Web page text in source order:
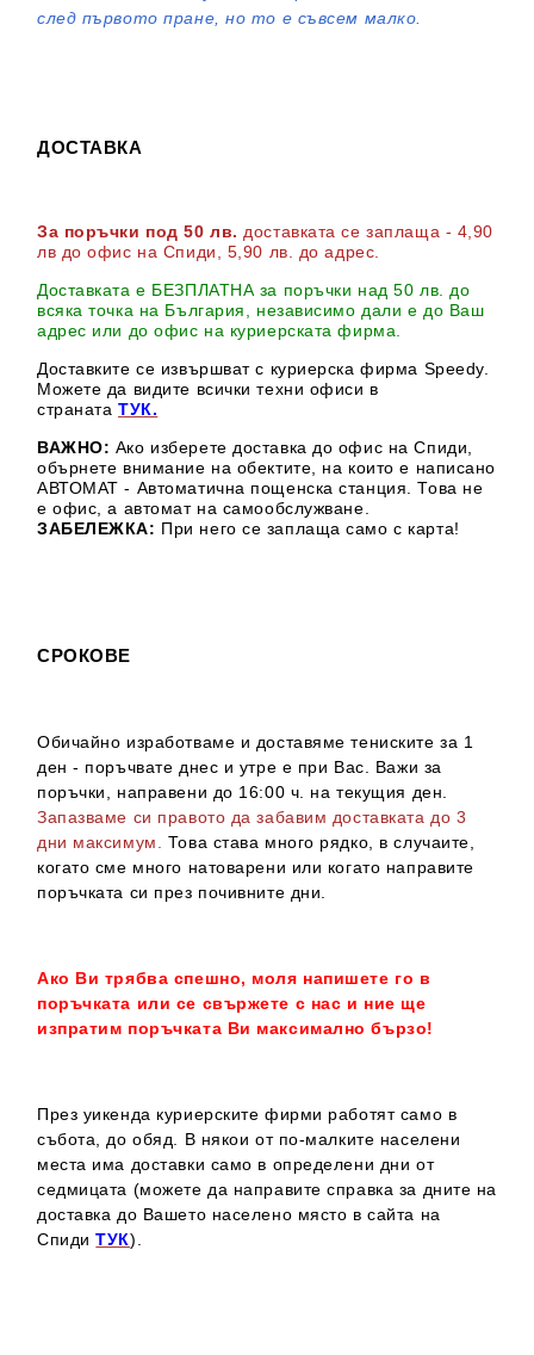
след първото пране, но то е съвсем малко.
ДОСТАВКА
За поръчки под 50 лв. доставката се заплаща - 4,90
лв до офис на Спиди
, 5,90 лв. до адрес
Доставката е БЕЗПЛАТНА за поръчки над 50 лв. до
всяка точка на България, независимо дали е до Ваш
адрес или до офис на куриерската фирма.
Доставките се извършват с куриерска фирма Speedy.
Можете да видите всички техни офиси в
страната ТУК.
ВАЖНО: Ако изберете доставка до офис на Спиди,
обърнете внимание на обектите, на които е написано
АВТОМАТ - Автоматична пощенска станция. Това не
е офис, а автомат на самообслужване.
ЗАБЕЛЕЖКА: При него се заплаща само с карта!
СРОКОВЕ
Обичайно изработваме и доставяме тениските за 1
ден - поръчвате днес и утре е при Вас. Важи за
поръчки, направени до 16:00 ч. на текущия ден.
Запазваме си правото да забавим доставката до 3
дни максимум.
Това става много рядко, в случаите,
когато сме много натоварени или когато направите
поръчката си през почивните дни.
Ако Ви трябва спешно, моля напишете го в
поръчката или се свържете с нас и ние ще
изпратим поръчката Ви максимално бързо!
През уикенда куриерските фирми работят само в
събота, до обяд. В някои от по-малките населени
места има доставки само в определени дни от
седмицата (можете да направите справка за дните на
доставка до Вашето населено място в сайта на
СпидиТУК).